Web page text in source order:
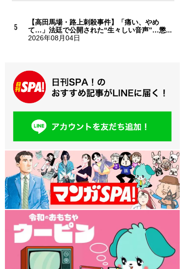
【高田馬場・路上刺殺事件】「痛い、やめ
て…」法廷で公開された“生々しい音声”…懲...
2026年08月04日